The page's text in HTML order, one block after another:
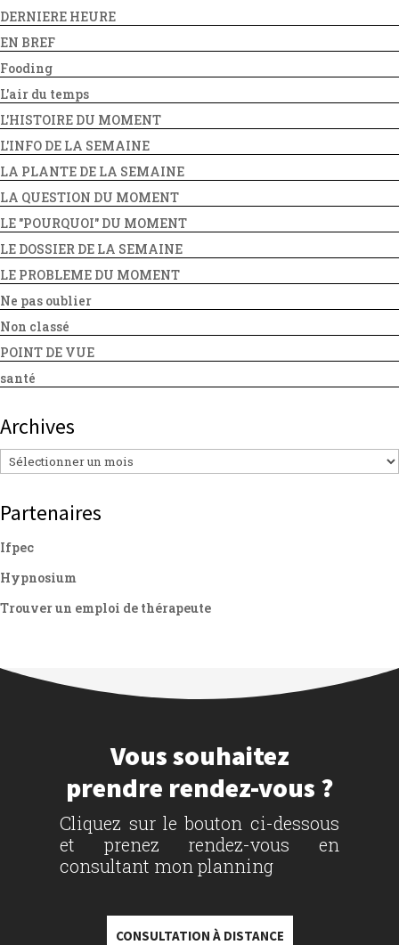
DERNIERE HEURE
EN BREF
Fooding
L'air du temps
L'HISTOIRE DU MOMENT
L'INFO DE LA SEMAINE
LA PLANTE DE LA SEMAINE
LA QUESTION DU MOMENT
LE "POURQUOI" DU MOMENT
LE DOSSIER DE LA SEMAINE
LE PROBLEME DU MOMENT
Ne pas oublier
Non classé
POINT DE VUE
santé
Archives
Archives
Partenaires
Ifpec
Hypnosium
Trouver un emploi de thérapeute
Vous souhaitez
prendre rendez-vous ?
Cliquez sur le bouton ci-dessous
et prenez rendez-vous en
consultant mon planning
CONSULTATION À DISTANCE